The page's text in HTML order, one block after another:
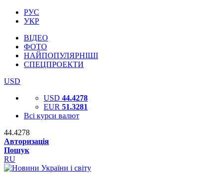
РУС
УКР
ВІДЕО
ФОТО
НАЙПОПУЛЯРНІШІ
СПЕЦПРОЕКТИ
USD
USD 44.4278
EUR 51.3281
Всі курси валют
44.4278
Авторизація
Пошук
RU